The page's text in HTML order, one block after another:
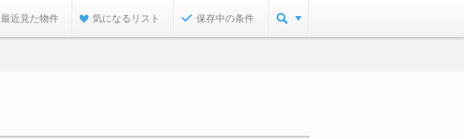
最近見た物件 気になるリスト 保存中の条件